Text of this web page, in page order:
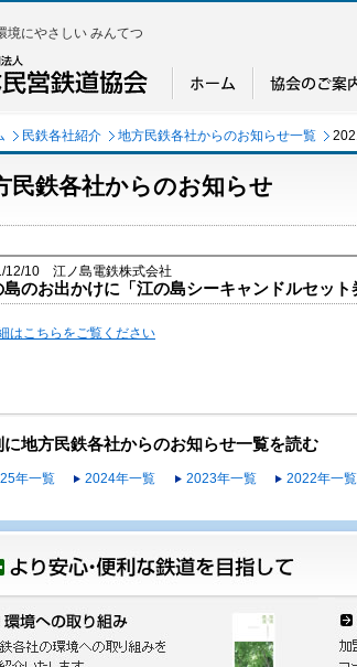
境にやさしい みんてつ
民鉄各社紹介 地方民鉄各社からのお知らせ一覧
民鉄各社からのお知らせ
12/10 江ノ島電鉄株式会社
島のお出かけに「江の島シーキャンドルセット
はこちらをご覧ください
に地方民鉄各社からのお知らせ一覧を読む
年一覧 2024年一覧 2023年一覧 2022年一覧